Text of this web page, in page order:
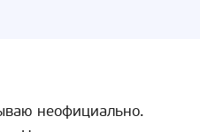
неофициально.